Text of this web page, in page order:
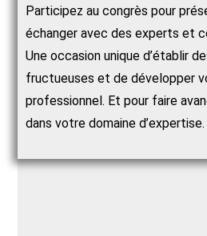
Participez au congrès pour
échanger avec des experts et
Une occasion unique d’établir
fructueuses et de développer
professionnel. Et pour faire
dans votre domaine d’expertise.